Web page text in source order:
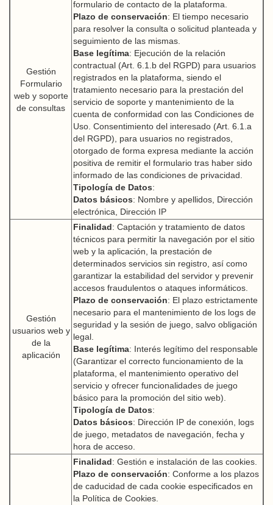
Gestión
Formulario
web y soporte
de consultas
formulario de contacto de la plataforma.
Plazo de conservación: El tiempo necesario
para resolver la consulta o solicitud planteada y
seguimiento de las mismas.
Base legítima: Ejecución de la relación
contractual (Art. 6.1.b del RGPD) para usuarios
registrados en la plataforma, siendo el
tratamiento necesario para la prestación del
servicio de soporte y mantenimiento de la
cuenta de conformidad con las Condiciones de
Uso. Consentimiento del interesado (Art. 6.1.a
del RGPD), para usuarios no registrados,
otorgado de forma expresa mediante la acción
positiva de remitir el formulario tras haber sido
informado de las condiciones de privacidad.
Tipología de Datos:
Datos básicos: Nombre y apellidos, Dirección
electrónica, Dirección IP
Gestión
usuarios web y
de la
aplicación
Finalidad: Captación y tratamiento de datos
técnicos para permitir la navegación por el sitio
web y la aplicación, la prestación de
determinados servicios sin registro, así como
garantizar la estabilidad del servidor y prevenir
accesos fraudulentos o ataques informáticos.
Plazo de conservación: El plazo estrictamente
necesario para el mantenimiento de los logs de
seguridad y la sesión de juego, salvo obligación
legal.
Base legítima: Interés legítimo del responsable
(Garantizar el correcto funcionamiento de la
plataforma, el mantenimiento operativo del
servicio y ofrecer funcionalidades de juego
básico para la promoción del sitio web).
Tipología de Datos:
Datos básicos: Dirección IP de conexión, logs
de juego, metadatos de navegación, fecha y
hora de acceso.
Finalidad: Gestión e instalación de las cookies.
Plazo de conservación: Conforme a los plazos
de caducidad de cada cookie especificados en
la Política de Cookies.